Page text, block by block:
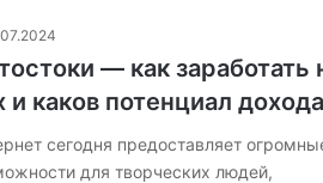
— как заработать
и каков потенциал дохода
сегодня предоставляет
для творческих людей,